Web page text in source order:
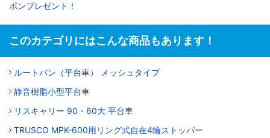
ポンプレゼント！
このカテゴリにはこんな商品もあります！
ルートバン（平台車） メッシュタイプ
静音樹脂小型平台車
リスキャリー 90・60大 平台車
TRUSCO MPK-600用リング式自在4輪ストッパー